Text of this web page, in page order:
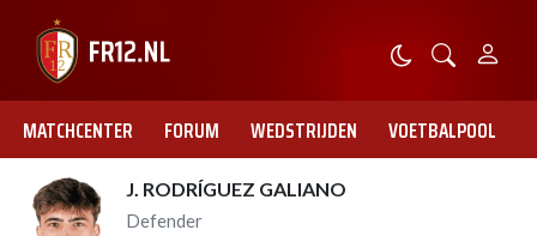
MATCHCENTER FORUM WEDSTRIJDEN VOETBALPOOL
J. RODRÍGUEZ GALIANO
Defender